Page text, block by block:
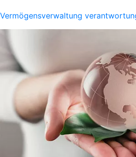
Vermögensverwaltung